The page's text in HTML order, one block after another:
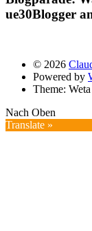
ue30Blogger
© 2026
Powered by
Theme:
Nach Oben
Translate »